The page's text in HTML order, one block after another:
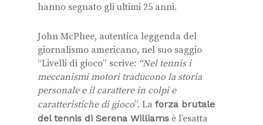
hanno segnato gli ultimi 25 anni.
John McPhee, autentica leggenda del
giornalismo americano, nel suo saggio
“Livelli di gioco” scrive: “Nel tennis i
meccanismi motori traducono la storia
personale e il carattere in colpi e
caratteristiche di gioco”. La forza brutale
del tennis di Serena Williams è l’esatta